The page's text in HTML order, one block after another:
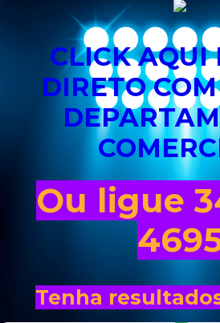
CLICK AQUI
DIRETO
Ou ligue
Tenha